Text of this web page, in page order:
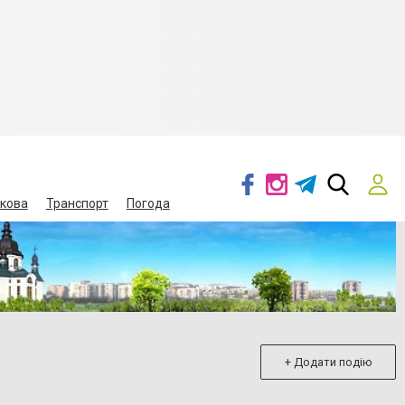
Транспорт Погода
+ Додати подію